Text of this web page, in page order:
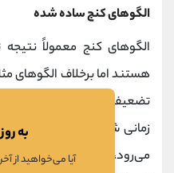
الگوهای کنج ساده شده
الگوهای کنج معمولاً
هستند اما برخلاف الگوهای
تضعیف روند قبلی هستند.
زمانی شکل می‌گیرند کهخط
می‌رود، در حالی که
به
آیا می‌خواهید از